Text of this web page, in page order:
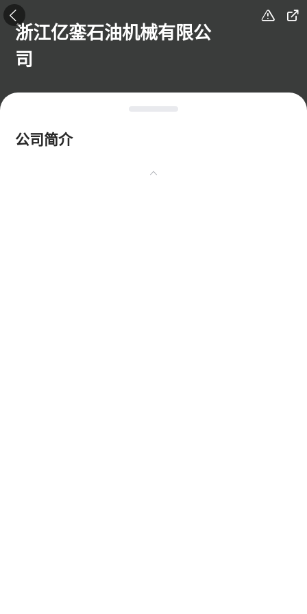
 

浙江亿銮石油机械有限公
司
公司简介